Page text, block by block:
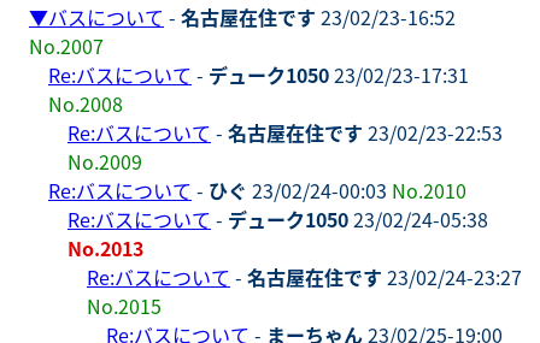
▼バスについて - 名古屋在住です 23/02/23-16:52
No.2007
Re:バスについて - デューク105023/02/23-17:31
No.2008
Re:バスについて - 名古屋在住です 23/02/23-22:53
No.2009
Re:バスについて - ひぐ 23/02/24-00:03 No.2010
Re:バスについて - デューク105023/02/24-05:38
No.2013
Re:バスについて - 名古屋在住です 23/02/24-23:27
No.2015
Re:バスについて - まーちゃん23/02/25-19:00